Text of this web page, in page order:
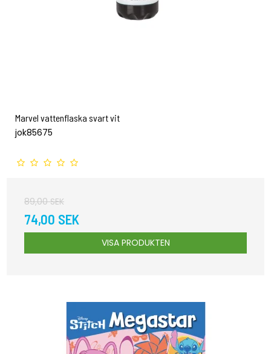
Marvel vattenflaska svart vit
jok85675
89,00 SEK
74,00 SEK
VISA PRODUKTEN